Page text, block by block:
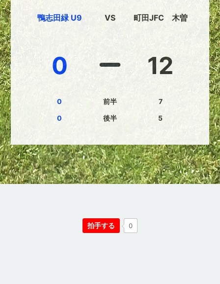
鴨志田緑 U9
0
0
0
VS
前半
後半
町田JFC 木曽
12
7
5
拍手する 0